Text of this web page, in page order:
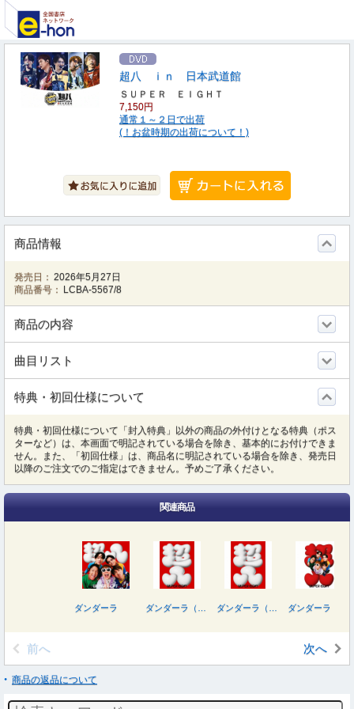
超八 ｉｎ 日本武道館
ＳＵＰＥＲ ＥＩＧＨＴ
7,150円
通常１～２日で出荷
(！お盆時期の出荷について！)
商品情報
発売日： 2026年5月27日
商品番号：
LCBA-5567/8
商品の内容
曲目リスト
特典・初回仕様について
特典・初回仕様について「封入特典」以外の商品の外付けとなる特典（ポス
ターなど）は、本画面で明記されている場合を除き、基本的にお付けできま
せん。また、「初回仕様」は、商品名に明記されている場合を除き、発売日
以降のご注文でのご指定はできません。予めご了承ください。
関連商品
ダンダーラ
前へ 次へ
商品の返品について